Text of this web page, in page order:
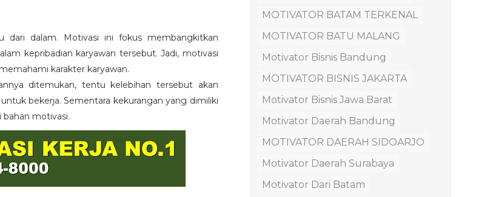
dari dalam. Motivasi ini fokus membangkitkan
kepribadian karyawan tersebut. Jadi, motivasi
karakter karyawan.
ditemukan, tentu kelebihan tersebut akan
bekerja. Sementara kekurangan yang dimiliki
motivasi.
MOTIVATOR BATAM TERKENAL
MOTIVATOR BATU MALANG
Motivator Bisnis Bandung
MOTIVATOR BISNIS JAKARTA
Motivator Bisnis Jawa Barat
Motivator Daerah Bandung
MOTIVATOR DAERAH SIDOARJO
Motivator Daerah Surabaya
Motivator Dari Batam